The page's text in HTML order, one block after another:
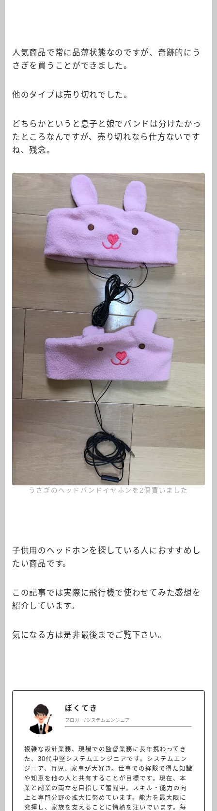
人気商品で常に品薄状態なのですが、奇跡的にう
さぎを買うことができました。
他のタイプは売り切れでした。
どちらかというと息子と娘でバンドは分けたかっ
たところなんですが、売り切れなら仕方ないです
ね、残念。
うさぎのヘッドバンドイヤホンを2個買いました
子供用のヘッドホンを探している人におすすめし
たい商品です。
この記事では実際に飛行機で使わせてみた感想を
紹介しています。
気になる方は是非最後までご覧下さい。
ぼくてき
ブロガー/システムエンジニア
複雑な設計業務、現場での監督業務に長年携わってき
た、30代中堅システムエンジニアです。システムエン
ジニア、育児、家事が大好き。仕事での経験で得た知識
や知恵を他の人と共有することが目標です。現在、本
業と副業の両立を目指して奮闘中。スキル・能力の向
上と専門分野の拡大に努めています。能力を最大限に
発揮し、家族を支えることに情熱を注いでいます。毎